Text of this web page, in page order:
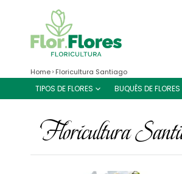
TIPOS DE FLORES BUQUÊS DE FLORES
Home Floricultura Santiago
Floricultura